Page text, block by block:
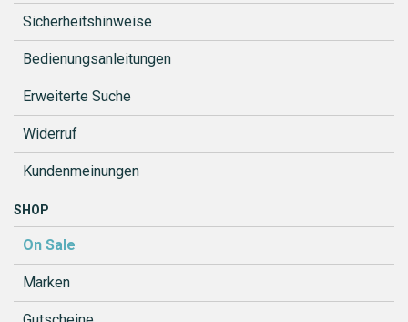
Sicherheitshinweise
Bedienungsanleitungen
Erweiterte Suche
Widerruf
Kundenmeinungen
SHOP
On Sale
Marken